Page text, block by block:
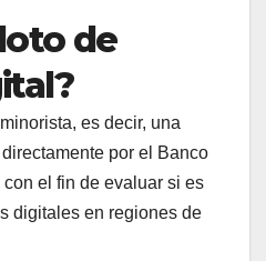
de
es decir, una
por el Banco
el fin de evaluar si es
digitales en regiones de